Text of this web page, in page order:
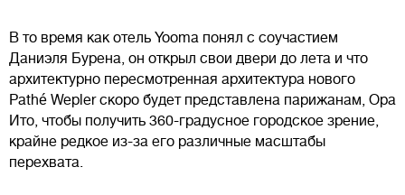
В то время как отель Yooma понял с соучастием
Даниэля Бурена, он открыл свои двери до лета и что
архитектурно пересмотренная архитектура нового
Pathé Wepler скоро будет представлена ​​парижанам, Ора
Ито, чтобы получить 360-градусное городское зрение,
крайне редкое из-за его различные масштабы
перехвата.